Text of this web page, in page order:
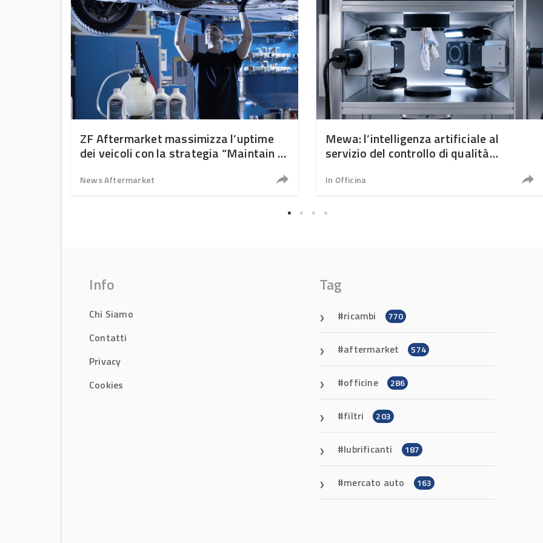
ZF Aftermarket massimizza l’uptime
dei veicoli con la strategia “Maintain –
News Aftermarket
Mewa: l’intelligenza artificiale al
servizio del controllo di qualità
In Officina
Info
Chi Siamo
Contatti
Privacy
Cookies
Tag
ricambi 770
aftermarket 574
officine 286
filtri 203
lubrificanti 187
mercato auto 163